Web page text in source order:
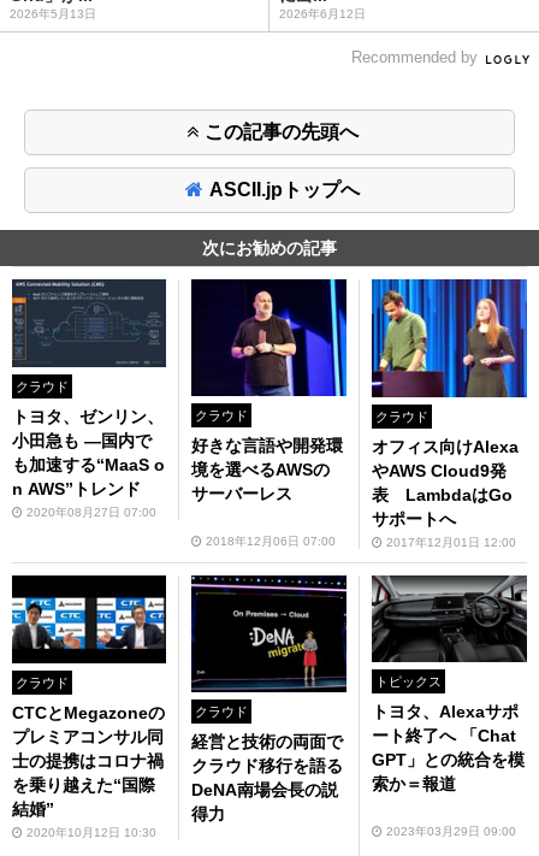
2026年5月13日 2026年6月12日
Recommended by
この記事の先頭へ
ASCII.jpトップへ
次にお勧めの記事
クラウド
トヨタ、ゼンリン、
小田急も ―国内で
も加速する“MaaS o
n AWS”トレンド
2020年08月27日 07:00
クラウド
好きな言語や開発環
境を選べるAWSの
サーバーレス
2018年12月06日 07:00
クラウド
オフィス向けAlexa
やAWS Cloud9発
表 LambdaはGo
サポートへ
2017年12月01日 12:00
クラウド
CTCとMegazoneの
プレミアコンサル同
士の提携はコロナ禍
を乗り越えた“国際
結婚”
2020年10月12日 10:30
クラウド
経営と技術の両面で
クラウド移行を語る
DeNA南場会長の説
得力
トピックス
トヨタ、Alexaサポ
ート終了へ 「Chat
GPT」との統合を模
索か＝報道
2023年03月29日 09:00